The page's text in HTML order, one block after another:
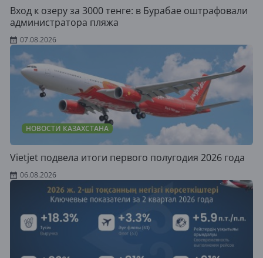
Вход к озеру за 3000 тенге: в Бурабае оштрафовали
администратора пляжа
07.08.2026
НОВОСТИ КАЗАХСТАНА
Vietjet подвела итоги первого полугодия 2026 года
06.08.2026